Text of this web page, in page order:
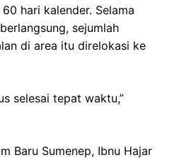
hari kalender. Selama
sejumlah
di area itu direlokasi ke
selesai tepat waktu,”
Baru Sumenep, Ibnu Hajar